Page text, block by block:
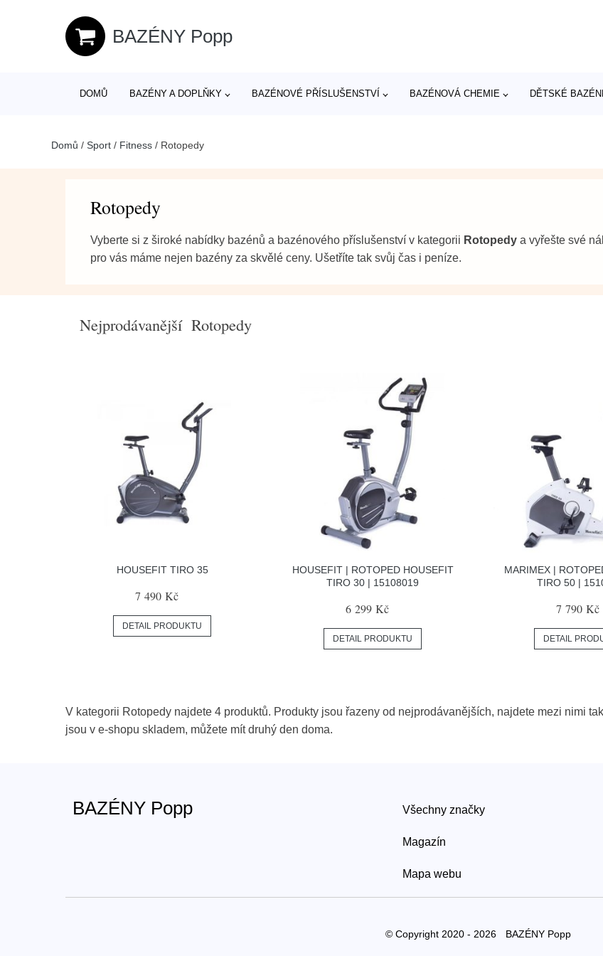
BAZÉNY Popp
DOMŮ BAZÉNY A DOPLŇKY BAZÉNOVÉ PŘÍSLUŠENSTVÍ BAZÉNOVÁ CHEMIE DĚTSKÉ
Domů / Sport / Fitness / Rotopedy
Rotopedy
Vyberte si z široké nabídky bazénů a bazénového příslušenství v kategorii Rotopedy a vyřešte své
pro vás máme nejen bazény za skvělé ceny. Ušetříte tak svůj čas i peníze.
Nejprodávanější Rotopedy
HOUSEFIT TIRO 35
7 490 Kč
DETAIL PRODUKTU
HOUSEFIT | ROTOPED HOUSEFIT
TIRO 30 | 15108019
6 299 Kč
DETAIL PRODUKTU
MARIMEX |
TIRO 50 |
7 790 Kč
DETAIL
V kategorii Rotopedy najdete 4 produktů. Produkty jsou řazeny od nejprodávanějších, najdete mezi nimi
jsou v e-shopu skladem, můžete mít druhý den doma.
BAZÉNY Popp Všechny značky
Magazín
Mapa webu
© Copyright 2020 - 2026 BAZÉNY Popp